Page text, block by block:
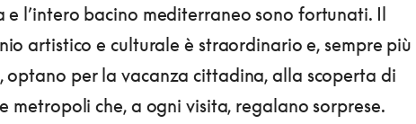
e l’intero bacino mediterraneo sono fortunati. Il
artistico e culturale è straordinario e, sempre più
optano per la vacanza cittadina, alla scoperta di
metropoli che, a ogni visita, regalano sorprese.